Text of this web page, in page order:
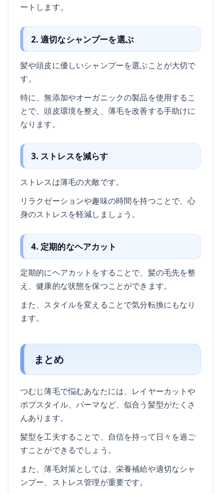
ートします。
2. 適切なシャンプーを選ぶ
髪や頭皮に優しいシャンプーを選ぶことが大切で
す。
特に、無添加やオーガニックの製品を使用するこ
とで、頭皮環境を整え、薄毛を改善する手助けに
なります。
3. ストレスを減らす
ストレスは薄毛の大敵です。
リラクゼーションや趣味の時間を持つことで、心
身のストレスを軽減しましょう。
4. 定期的なヘアカット
定期的にヘアカットをすることで、髪の毛先を整
え、健康的な状態を保つことができます。
また、スタイルを変えることで気分転換にもなり
ます。
まとめ
つむじ薄毛で悩むあなたには、レイヤーカットや
ボブスタイル、パーマなど、似合う髪型がたくさ
んあります。
髪型を工夫することで、自信を持って日々を過ご
すことができるでしょう。
また、薄毛対策としては、栄養補給や適切なシャ
ンプー、ストレス管理が重要です。